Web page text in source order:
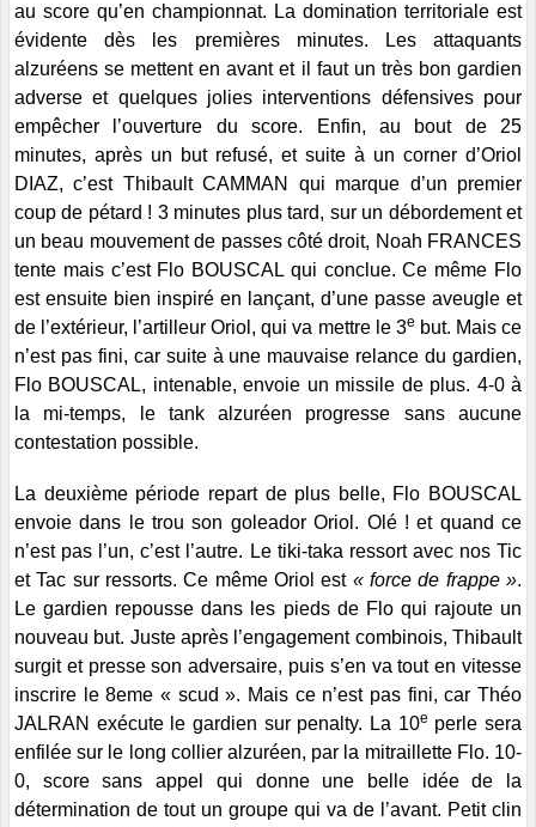
au score qu’en championnat. La domination territoriale est
évidente dès les premières minutes. Les attaquants
alzuréens se mettent en avant et il faut un très bon gardien
adverse et quelques jolies interventions défensives pour
empêcher l’ouverture du score. Enfin, au bout de 25
minutes, après un but refusé, et suite à un corner d’Oriol
DIAZ, c’est Thibault CAMMAN qui marque d’un premier
coup de pétard ! 3 minutes plus tard, sur un débordement et
un beau mouvement de passes côté droit, Noah FRANCES
tente mais c’est Flo BOUSCAL qui conclue. Ce même Flo
est ensuite bien inspiré en lançant, d’une passe aveugle et
de l’extérieur, l’artilleur Oriol, qui va mettre le 3e but. Mais ce
n’est pas fini, car suite à une mauvaise relance du gardien,
Flo BOUSCAL, intenable, envoie un missile de plus. 4-0 à
la mi-temps, le tank alzuréen progresse sans aucune
contestation possible.
La deuxième période repart de plus belle, Flo BOUSCAL
envoie dans le trou son goleador Oriol. Olé ! et quand ce
n’est pas l’un, c’est l’autre. Le tiki-taka ressort avec nos Tic
et Tac sur ressorts. Ce même Oriol est « force de frappe ».
Le gardien repousse dans les pieds de Flo qui rajoute un
nouveau but. Juste après l’engagement combinois, Thibault
surgit et presse son adversaire, puis s’en va tout en vitesse
inscrire le 8eme « scud ». Mais ce n’est pas fini, car Théo
JALRAN exécute le gardien sur penalty. La 10e perle sera
enfilée sur le long collier alzuréen, par la mitraillette Flo. 10-
0, score sans appel qui donne une belle idée de la
détermination de tout un groupe qui va de l’avant. Petit clin